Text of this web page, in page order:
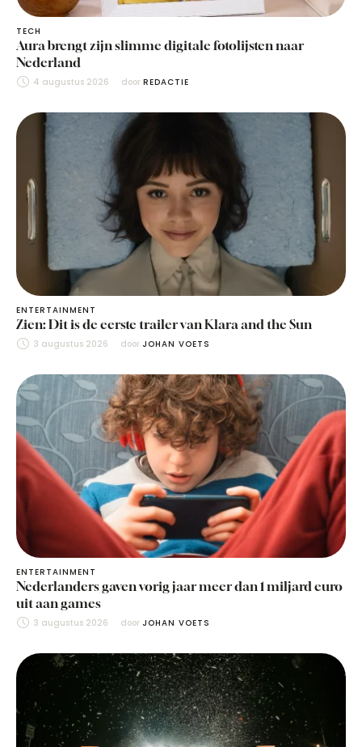
TECH
Aura brengt zijn slimme digitale fotolijsten naar
Nederland
4 augustus 2026 door REDACTIE
ENTERTAINMENT
Zien: Dit is de eerste trailer van Klara and the Sun
3 augustus 2026 door JOHAN VOETS
ENTERTAINMENT
Nederlanders gaven vorig jaar meer dan 1 miljard euro
uit aan games
3 augustus 2026 door JOHAN VOETS